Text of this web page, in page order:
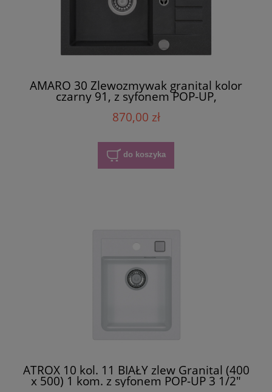
AMARO 30 Zlewozmywak granital kolor
czarny 91, z syfonem POP-UP,
870,00 zł
do koszyka
ATROX 10 kol. 11 BIAŁY zlew Granital (400
x 500) 1 kom. z syfonem POP-UP 3 1/2"